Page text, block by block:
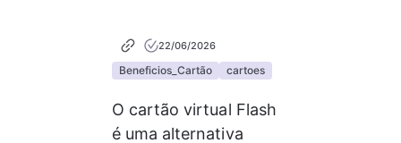
22/06/2026
Beneficios_Cartão cartoes
O cartão virtual Flash
é uma alternativa